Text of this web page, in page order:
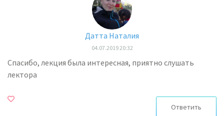
Датта Наталия
04.07.2019 20:32
Спасибо, лекция была интересная, приятно слушать
лектора
Ответить